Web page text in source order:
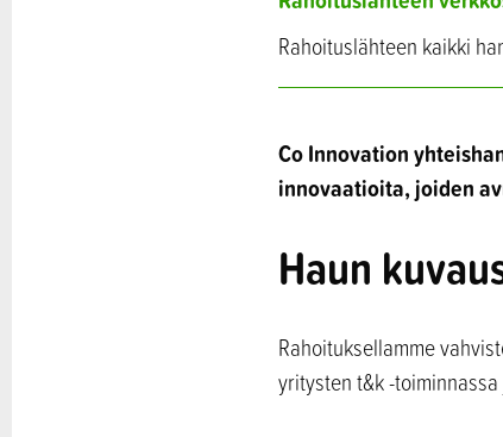
Rahoituslähteen kaikki
Co Innovation
innovaatioita, joiden
Haun
Rahoituksellamme
yritysten t&k -